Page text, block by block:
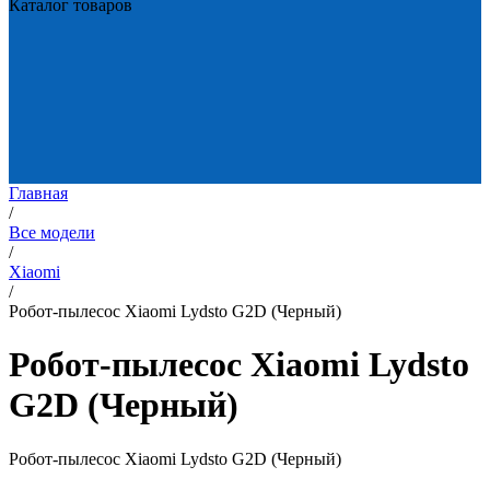
Каталог товаров
Главная
/
Все модели
/
Xiaomi
/
Робот-пылесос Xiaomi Lydsto G2D (Черный)
Робот-пылесос Xiaomi Lydsto
G2D (Черный)
Робот-пылесос Xiaomi Lydsto G2D (Черный)